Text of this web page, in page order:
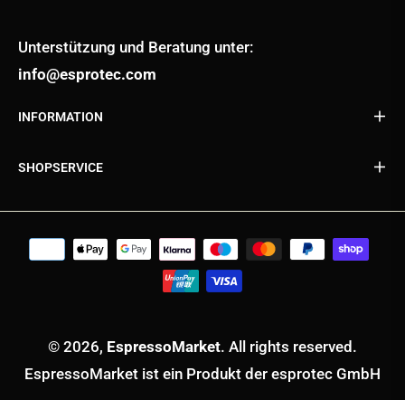
Unterstützung und Beratung unter:
info@esprotec.com
INFORMATION
SHOPSERVICE
© 2026, EspressoMarket. All rights reserved.
EspressoMarket ist ein Produkt der esprotec GmbH